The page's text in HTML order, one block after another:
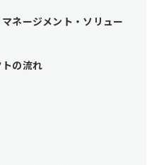
ネージメント・ソリュー
の流れ